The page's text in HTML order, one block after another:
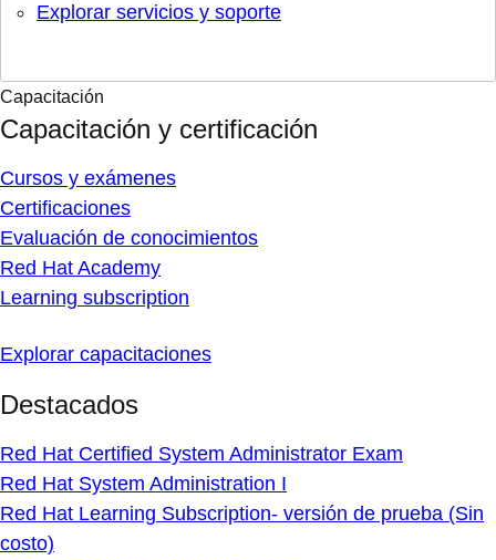
Explorar servicios y soporte
Capacitación
Capacitación y certificación
Cursos y exámenes
Certificaciones
Evaluación de conocimientos
Red Hat Academy
Learning subscription
Explorar capacitaciones
Destacados
Red Hat Certified System Administrator Exam
Red Hat System Administration I
Red Hat Learning Subscription- versión de prueba (Sin
costo)